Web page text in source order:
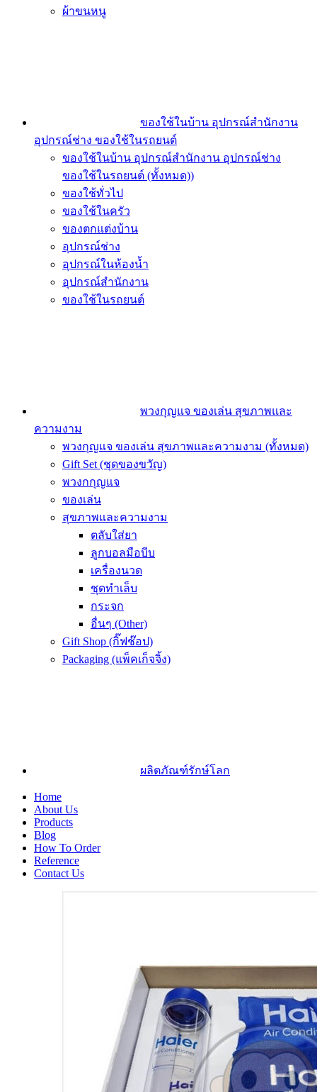
ผ้าขนหนู
ของใช้ในบ้าน อุปกรณ์สำนักงาน
อุปกรณ์ช่าง ของใช้ในรถยนต์
ของใช้ในบ้าน อุปกรณ์สำนักงาน อุปกรณ์ช่าง
ของใช้ในรถยนต์ (ทั้งหมด))
ของใช้ทั่วไป
ของใช้ในครัว
ของตกแต่งบ้าน
อุปกรณ์ช่าง
อุปกรณ์ในห้องน้ำ
อุปกรณ์สำนักงาน
ของใช้ในรถยนต์
พวงกุญแจ ของเล่น สุขภาพและ
ความงาม
พวงกุญแจ ของเล่น สุขภาพและความงาม (ทั้งหมด)
Gift Set (ชุดของขวัญ)
พวงกกุญแจ
ของเล่น
สุขภาพและความงาม
ตลับใส่ยา
ลูกบอลมือบีบ
เครื่องนวด
ชุดทำเล็บ
กระจก
อื่นๆ (Other)
Gift Shop (กิ๊ฟช๊อป)
Packaging (แพ็คเก็จจิ้ง)
ผลิตภัณฑ์รักษ์โลก
Home
About Us
Products
Blog
How To Order
Reference
Contact Us